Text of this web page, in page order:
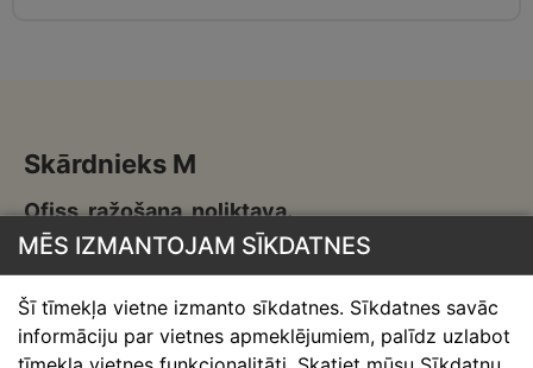
Skārdnieks M
Ofiss, ražošana, noliktava.
Izmēģinātāju iela 1a,
Mob.:+37126317230
E-pasts:skardnieksm@skardnieciba.lv
MĒS IZMANTOJAM SĪKDATNES
Šī tīmekļa vietne izmanto sīkdatnes. Sīkdatnes savāc
informāciju par vietnes apmeklējumiem, palīdz uzlabot